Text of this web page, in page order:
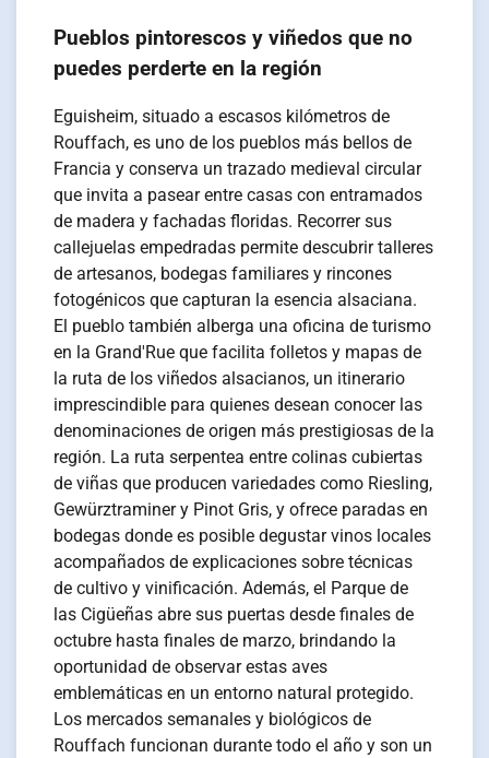
Pueblos pintorescos y viñedos que no
puedes perderte en la región
Eguisheim, situado a escasos kilómetros de
Rouffach, es uno de los pueblos más bellos de
Francia y conserva un trazado medieval circular
que invita a pasear entre casas con entramados
de madera y fachadas floridas. Recorrer sus
callejuelas empedradas permite descubrir talleres
de artesanos, bodegas familiares y rincones
fotogénicos que capturan la esencia alsaciana.
El pueblo también alberga una oficina de turismo
en la Grand'Rue que facilita folletos y mapas de
la ruta de los viñedos alsacianos, un itinerario
imprescindible para quienes desean conocer las
denominaciones de origen más prestigiosas de la
región. La ruta serpentea entre colinas cubiertas
de viñas que producen variedades como Riesling,
Gewürztraminer y Pinot Gris, y ofrece paradas en
bodegas donde es posible degustar vinos locales
acompañados de explicaciones sobre técnicas
de cultivo y vinificación. Además, el Parque de
las Cigüeñas abre sus puertas desde finales de
octubre hasta finales de marzo, brindando la
oportunidad de observar estas aves
emblemáticas en un entorno natural protegido.
Los mercados semanales y biológicos de
Rouffach funcionan durante todo el año y son un